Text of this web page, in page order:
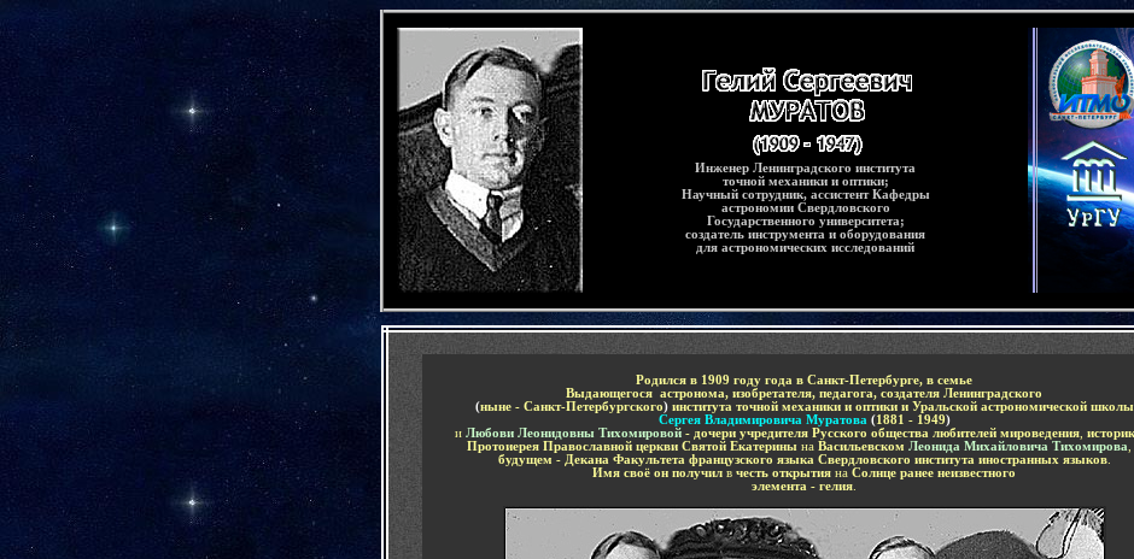
Инженер Ленинградского института
точной механики и оптики;
Научный сотрудник, ассистентКафедры
астрономии Свердловского
Государственного университета;
создатель инструмента и оборудования
для астрономических исследований
Родился в 1909 году года в Санкт-Петербурге, в семье
Выдающегося астронома, изобретателя, педагога, создателя Ленинградского
(ныне - Санкт-Петербургского)института точной механики и оптики и Уральской астрономической школы
Сергея Владимировича Муратова (1881 - 1949)
и Любови Леонидовны Тихомировой - дочери учредителя Русского общества любителей мироведения
Протоиерея Православной церкви Святой Екатерины на Васильевском Леонида Михайловича Тихомирова
будущем - Декана Факультета французского языка Свердловского института иностранных языков.
Имя своё он получил в честь открытия на Солнце ранее неизвестного
элемента - гелия